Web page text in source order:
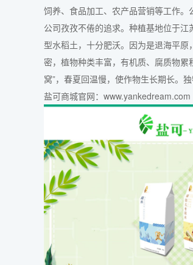
饲养、食品加工、农产品营销等工作
公司孜孜不倦的追求。种植基地位于
型水稻土，十分肥沃。因为是退海平
密，植物种类丰富，有机质、腐质物
窝”，春夏回温慢，使作物生长期长。
盐可商城官网：www.yankedream.com